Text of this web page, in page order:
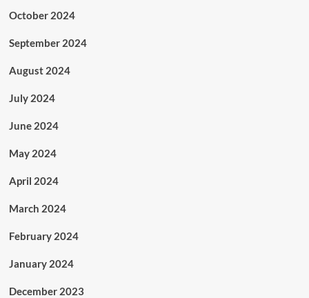
October 2024
September 2024
August 2024
July 2024
June 2024
May 2024
April 2024
March 2024
February 2024
January 2024
December 2023